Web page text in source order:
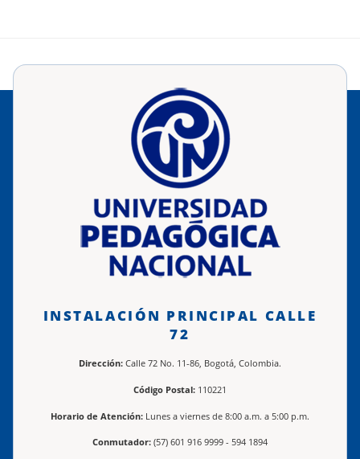
INSTALACIÓN PRINCIPAL CALLE
72
Dirección: Calle 72 No. 11-86, Bogotá, Colombia.
Código Postal: 110221
Horario de Atención: Lunes a viernes de 8:00 a.m. a 5:00 p.m.
Conmutador: (57) 601 916 9999 - 594 1894